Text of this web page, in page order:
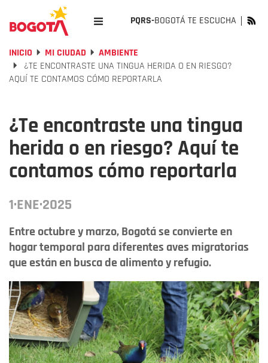
PQRS-BOGOTÁ TE ESCUCHA
INICIO MI CIUDAD
AMBIENTE
¿TE ENCONTRASTE UNA TINGUA HERIDA O EN RIESGO?
AQUÍ TE CONTAMOS CÓMO REPORTARLA
¿Te encontraste una tingua
herida o en riesgo? Aquí te
contamos cómo reportarla
1·ENE·2025
Entre octubre y marzo, Bogotá se convierte en
hogar temporal para diferentes aves migratorias
que están en busca de alimento y refugio.